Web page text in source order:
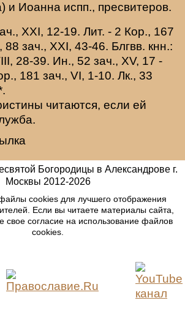
) и Иоанна испп., пресвитеров.
XXI, 12-19. Лит. - 2 Кор., 167
зач., XXI, 43-46. Блгвв. кнн.:
28-39. Ин., 52 зач., XV, 17 -
181 зач., VI, 1-10. Лк., 33
.
читаются, если ей
Богородицы в Александрове г.
Москвы 2012-2026
cookies для лучшего отображения
Если вы читаете материалы сайта,
свое согласие на использование файлов
cookies.